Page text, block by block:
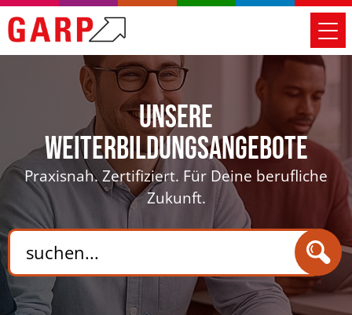
Unsere
Weiterbildungsangebote
Praxisnah. Zertifiziert. Für Deine berufliche
Zukunft.